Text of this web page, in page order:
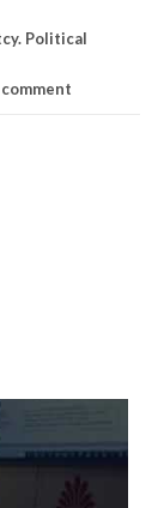
Political
comment